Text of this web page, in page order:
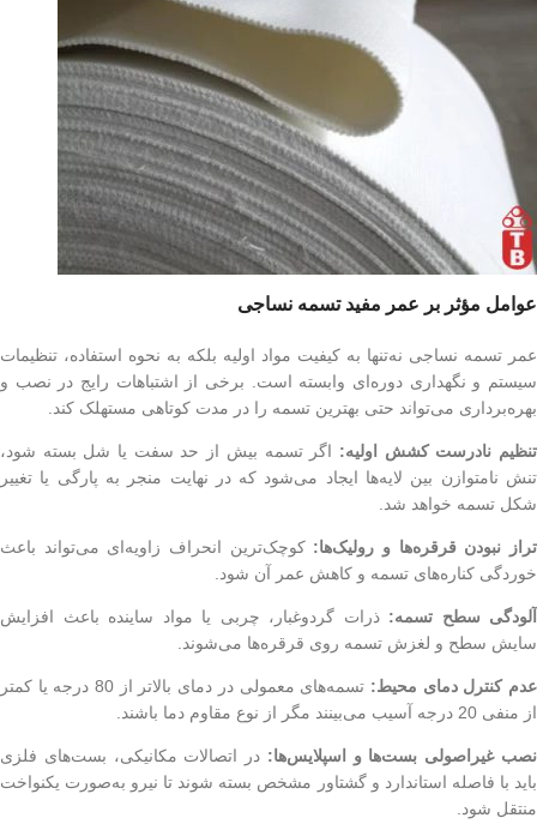
عوامل مؤثر بر عمر مفید تسمه نساجی
عمر تسمه نساجی نه‌تنها به کیفیت مواد اولیه بلکه به نحوه استفاده، تنظیمات
سیستم و نگهداری دوره‌ای وابسته است. برخی از اشتباهات رایج در نصب و
بهره‌برداری می‌تواند حتی بهترین تسمه را در مدت کوتاهی مستهلک کند.
تنظیم نادرست کشش اولیه: اگر تسمه بیش از حد سفت یا شل بسته شود،
تنش نامتوازن بین لایه‌ها ایجاد می‌شود که در نهایت منجر به پارگی یا تغییر
شکل تسمه خواهد شد.
تراز نبودن قرقره‌ها و رولیک‌ها: کوچک‌ترین انحراف زاویه‌ای می‌تواند باعث
خوردگی کناره‌های تسمه و کاهش عمر آن شود.
آلودگی سطح تسمه: ذرات گردوغبار، چربی یا مواد ساینده باعث افزایش
سایش سطح و لغزش تسمه روی قرقره‌ها می‌شوند.
عدم کنترل دمای محیط:
تسمه‌های معمولی در دمای بالاتر از 80 درجه یا کمتر
از منفی 20 درجه آسیب می‌بینند مگر از نوع مقاوم دما باشند.
نصب غیراصولی بست‌ها و اسپلایس‌ها: در اتصالات مکانیکی، بست‌های فلزی
باید با فاصله استاندارد و گشتاور مشخص بسته شوند تا نیرو به‌صورت یکنواخت
منتقل شود.